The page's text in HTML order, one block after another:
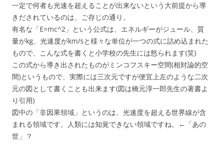
一定で何者も光速を超えることが出来ないという大前提から導
きだされているのは、ご存じの通り。
有名な「E=mc^2」という公式は、エネルギーがジュール、質
量がkg、光速度がkm/sと様々な単位が一つの式に詰め込まれた
もので、こんな式を書くと小学校の先生には怒られます(笑)
この式から導き出されたものがミンコフスキー空間(相対論的空
間)というもので、実際には三次元ですが便宜上左のような二次
元の図として書くことも出来ます(図は橋元淳一郎先生の著書よ
り引用)
図中の「非因果領域」というのは、光速度を超える世界線が含
まれる領域です。人類には知覚できない領域ですね。←「あの
世」？